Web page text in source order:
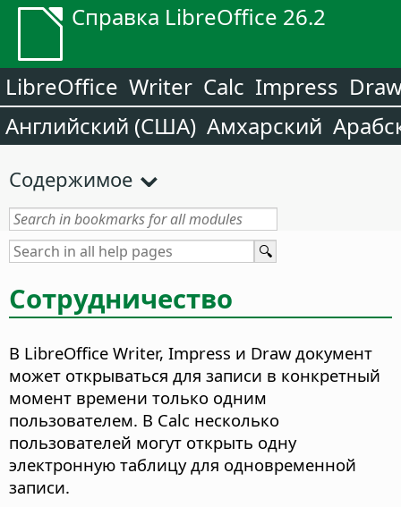
Справка LibreOffice 26.2
LibreOffice Writer Calc Impress
Английский (США) Амхарский
Содержимое
Сотрудничество
В LibreOffice Writer, Impress и Draw документ
может открываться для записи в конкретный
момент времени только одним
пользователем. В Calc несколько
пользователей могут открыть одну
электронную таблицу для одновременной
записи.